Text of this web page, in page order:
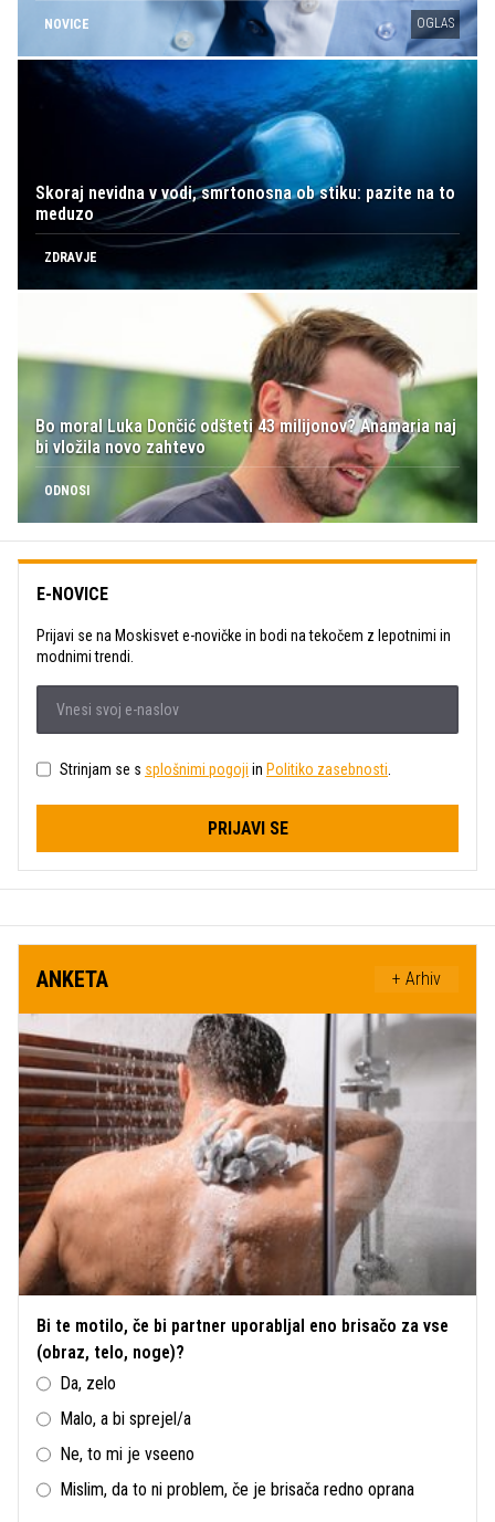
NOVICE OGLAS
Skoraj nevidna v vodi, smrtonosna ob stiku: pazite na to
meduzo
ZDRAVJE
Bo moral Luka Dončić odšteti 43 milijonov? Anamaria naj
bi vložila novo zahtevo
ODNOSI
E-NOVICE
Prijavi se na Moskisvet e-novičke in bodi na tekočem z lepotnimi in
modnimi trendi.
Strinjam se s splošnimi pogoji in Politiko zasebnosti
PRIJAVI SE
ANKETA + Arhiv
Bi te motilo, če bi partner uporabljal eno brisačo za vse
(obraz, telo, noge)?
Da, zelo
Malo, a bi sprejel/a
Ne, to mi je vseeno
Mislim, da to ni problem, če je brisača redno oprana